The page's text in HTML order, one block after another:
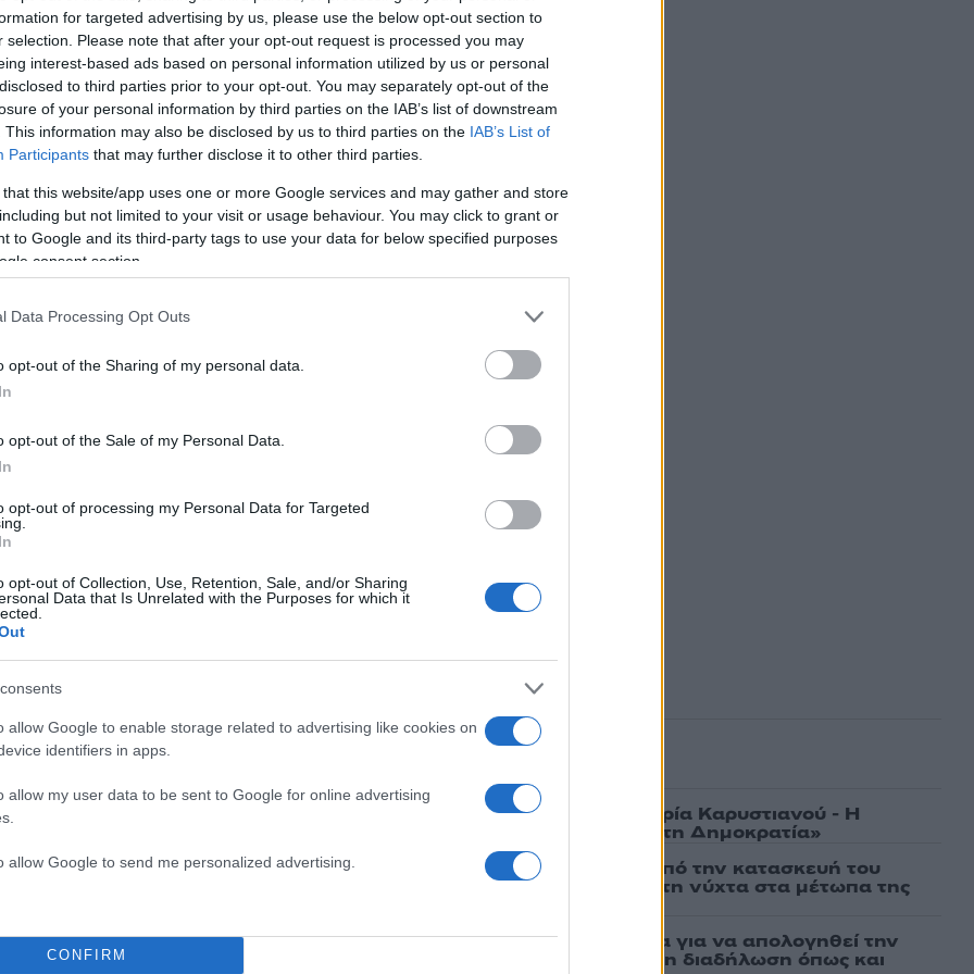
for targeted advertising by us, please use the below opt-out section to
selection. Please note that after your opt-out request is processed you may
interest-based ads based on personal information utilized by us or personal
to third parties prior to your opt-out. You may separately opt-out of the
of your personal information by third parties on the IAB’s list of downstream
This information may also be disclosed by us to third parties on the IAB’s List of
Participants that may further disclose it to other third parties.
that this website/app uses one or more Google services and may gather and store
but not limited to your visit or usage behaviour. You may click to grant or
to Google and its third-party tags to use your data for below specified purposes
consent section.
Data Processing Opt Outs
opt-out of the Sharing of my personal data.
opt-out of the Sale of my Personal Data.
opt-out of processing my Personal Data for Targeted
opt-out of Collection, Use, Retention, Sale, and/or Sharing
Data that Is Unrelated with the Purposes for which it
allow Google to enable storage related to advertising like cookies on
identifiers in apps.
allow my user data to be sent to Google for online advertising
allow Google to send me personalized advertising.
CONFIRM
Σχολίασε εδώ
Υποβολή σχολίου
Ελλάδα
ΣΥΜΒΟΛΑΙΟΓΡΑΦΩΝ 2016
το Νewsit.gr στοGoogle Newsκαι ενημερωθείτε
όλη την ειδησεογραφία και τατελευταία νέατης
το
ελικοπτέρου που
έζησε και πώς
όμορφο έχω δει
το τραγούδι του
Έφυγαν οι συνεργάτες, μένει η Μαρία Καρυστιανού - Η
επόμενη μέρα για την «Ελπίδα για τη Δημοκρατία»
130 Canadair 515: Οι πρώτες εικόνες από την κατασκευή του
αεροσκάφους που θα επιχειρεί και τη νύχτα στα μέτωπα της
Marfin: Η 46χρονη πήρε προθεσμία για να απολογηθεί την
Τρίτη – «Είναι αθώα, συμμετείχε στη διαδήλωση όπως και